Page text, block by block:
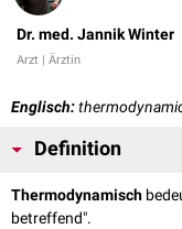
Dr. med. Jannik Winter
Arzt | Ärztin
Englisch:
Definition
Thermodynamisch
betreffend".